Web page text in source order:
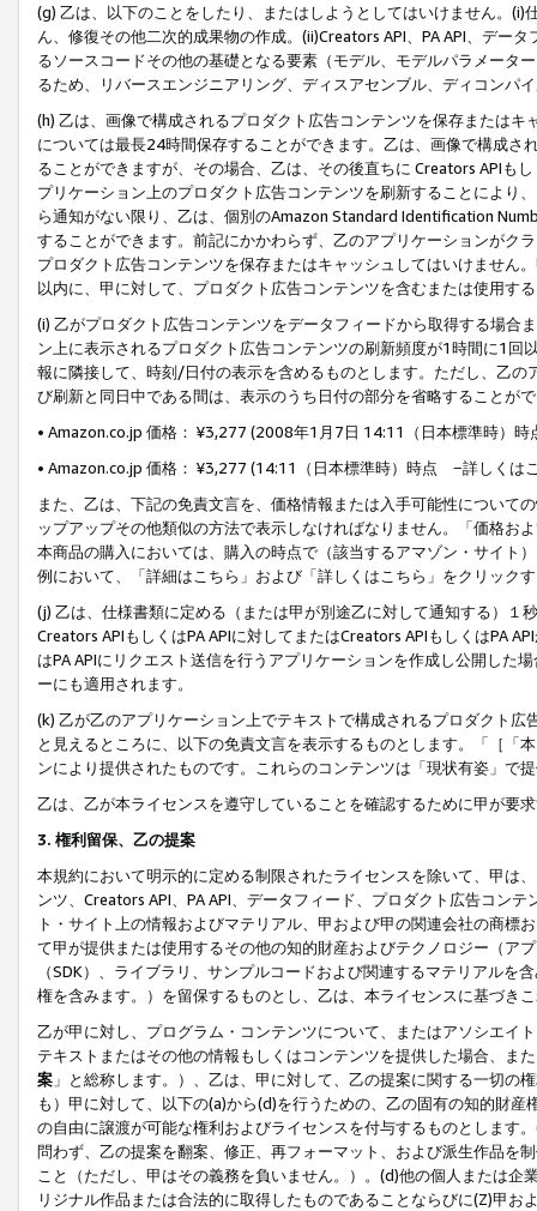
(g) 乙は、以下のことをしたり、またはしようとしてはいけません。
ん、修復その他二次的成果物の作成。(ii)Creators API、PA API、デー
るソースコードその他の基礎となる要素（モデル、モデルパラメータ
るため、リバースエンジニアリング、ディスアセンブル、ディコンパ
(h) 乙は、画像で構成されるプロダクト広告コンテンツを保存または
については最長24時間保存することができます。乙は、画像で構成
ることができますが、その場合、乙は、その後直ちに Creators APIも
プリケーション上のプロダクト広告コンテンツを刷新することにより
ら通知がない限り、乙は、個別のAmazon Standard Identification
することができます。前記にかかわらず、乙のアプリケーションがク
プロダクト広告コンテンツを保存またはキャッシュしてはいけません
以内に、甲に対して、プロダクト広告コンテンツを含むまたは使用す
(i) 乙がプロダクト広告コンテンツをデータフィードから取得する場合
ン上に表示されるプロダクト広告コンテンツの刷新頻度が1時間に1
報に隣接して、時刻/日付の表示を含めるものとします。ただし、乙
び刷新と同日中である間は、表示のうち日付の部分を省略することが
• Amazon.co.jp 価格： ¥3,277 (2008年1月7日 14:11（日本標準時）
• Amazon.co.jp 価格： ¥3,277 (14:11（日本標準時）時点 −詳しくは
また、乙は、下記の免責文言を、価格情報または入手可能性について
ップアップその他類似の方法で表示しなければなりません。「価格
本商品の購入においては、購入の時点で（該当するアマゾン・サイト
例において、「詳細はこちら」および「詳しくはこちら」をクリック
(j) 乙は、仕様書類に定める（または甲が別途乙に対して通知する）
Creators APIもしくはPA APIに対してまたはCreators APIもしくはPA
はPA APIにリクエスト送信を行うアプリケーションを作成し公開した
ーにも適用されます。
(k) 乙が乙のアプリケーション上でテキストで構成されるプロダクト
と見えるところに、以下の免責文言を表示するものとします。「［「
ンにより提供されたものです。これらのコンテンツは「現状有姿」で
乙は、乙が本ライセンスを遵守していることを確認するために甲が要
3. 権利留保、乙の提案
本規約において明示的に定める制限されたライセンスを除いて、甲は
ンツ、Creators API、PA API、データフィード、プロダクト広告コン
ト・サイト上の情報およびマテリアル、甲および甲の関連会社の商
て甲が提供または使用するその他の知的財産およびテクノロジー（ア
（SDK）、ライブラリ、サンプルコードおよび関連するマテリアル
権を含みます。）を留保するものとし、乙は、本ライセンスに基づき
乙が甲に対し、プログラム・コンテンツについて、またはアソシエイ
テキストまたはその他の情報もしくはコンテンツを提供した場合、ま
案 」と総称します。）、乙は、甲に対して、乙の提案に関する一切
も）甲に対して、以下の(a)から(d)を行うための、乙の固有の知的財
の自由に譲渡が可能な権利およびライセンスを付与するものとします
問わず、乙の提案を翻案、修正、再フォーマット、および派生作品を
こと（ただし、甲はその義務を負いません。）。(d)他の個人または
リジナル作品または合法的に取得したものであることならびに(Z)甲